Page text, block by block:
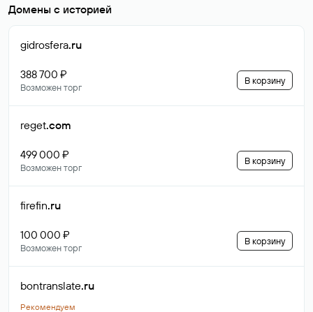
Домены с историей
gidrosfera.ru
388 700 ₽
Возможен торг
В корзину
reget.com
499 000 ₽
Возможен торг
В корзину
firefin.ru
100 000 ₽
Возможен торг
В корзину
bontranslate.ru
Рекомендуем